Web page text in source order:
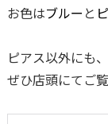
お色はブルー と
ピアス以外にも
ぜひ店頭にてご